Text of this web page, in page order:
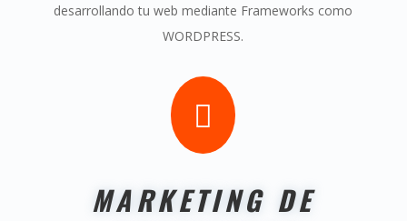
desarrollando tu web mediante Frameworks como
WORDPRESS.

MARKETING DE